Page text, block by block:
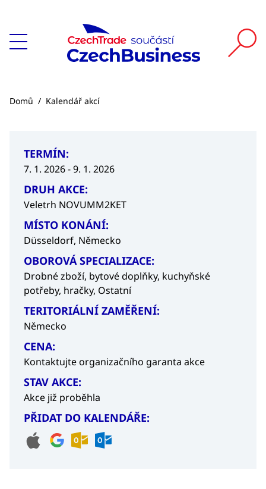
Domů / Kalendář akcí
TERMÍN:
7. 1. 2026 - 9. 1. 2026
DRUH AKCE:
Veletrh NOVUMM2KET
MÍSTO KONÁNÍ:
Düsseldorf, Německo
OBOROVÁ SPECIALIZACE:
Drobné zboží, bytové doplňky, kuchyňské
potřeby, hračky, Ostatní
TERITORIÁLNÍ ZAMĚŘENÍ:
Německo
CENA:
Kontaktujte organizačního garanta akce
STAV AKCE:
Akce již proběhla
PŘIDAT DO KALENDÁŘE: